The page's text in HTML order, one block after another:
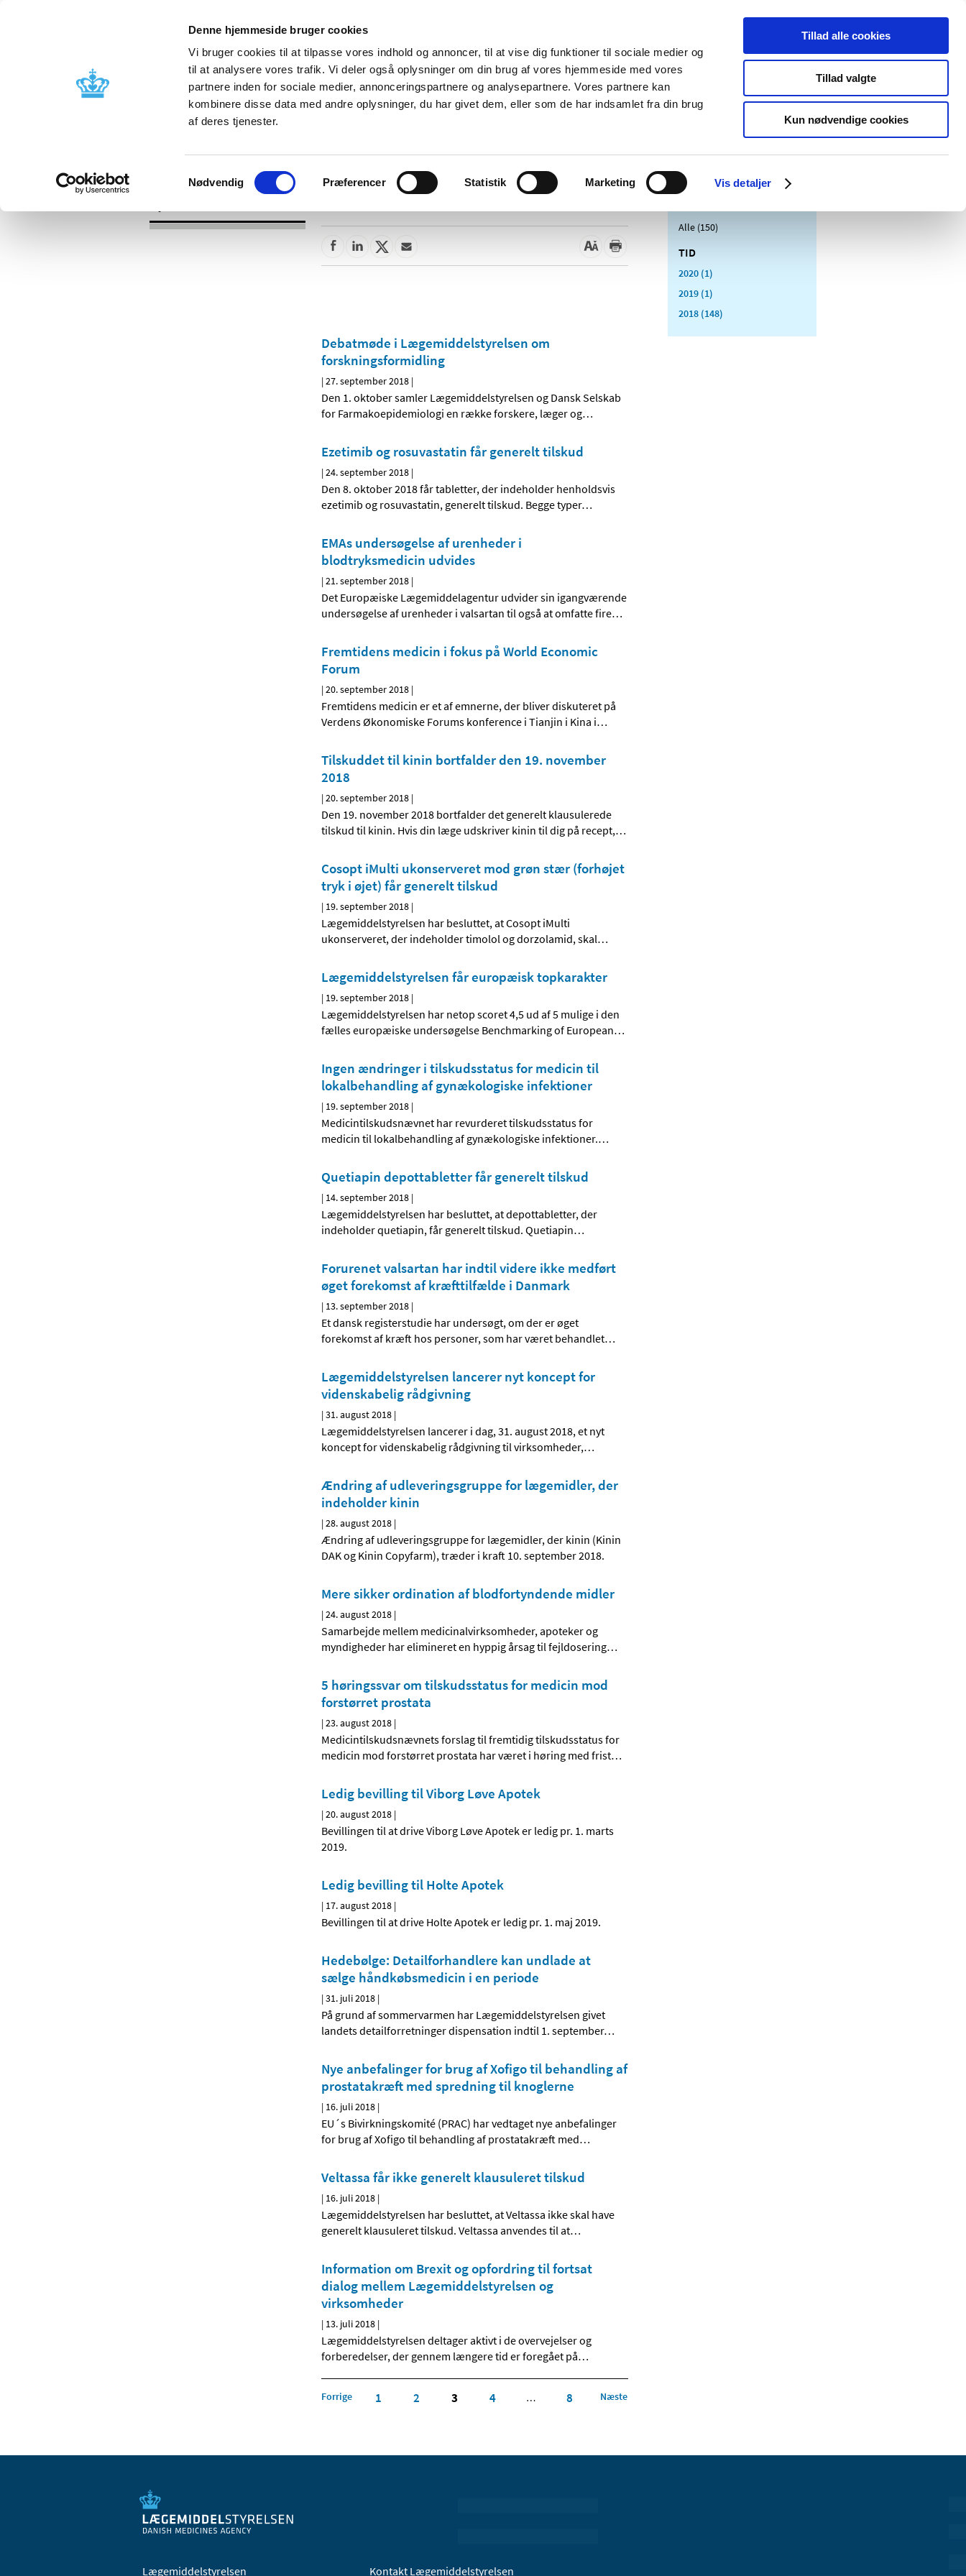
Denne hjemmeside bruger cookies
Vi bruger cookies til at tilpasse vores indhold og annoncer, til at vise dig funktioner til sociale medier og
til at analysere vores trafik. Vi deler også oplysninger om din brug af vores hjemmeside med vores
partnere inden for sociale medier, annonceringspartnere og analysepartnere. Vores partnere kan
kombinere disse data med andre oplysninger, du har givet dem, eller som de har indsamlet fra din brug
af deres tjenester.
Samtykkevalg
Nødvendig Præferencer Statistik Marketing Vis detaljer
Tillad alle cookies
Tillad valgte
Kun nødvendige cookies
Nyheder Om os Kontakt Udgivelser
Godkendelse og
Bivirkninger og
produktinformation
Tilskud og
Apoteker og salg af
Medicinsk
Særlige
produktområder
Debatmøde i Lægemiddelstyrelsen om
forskningsformidling
|27. september 2018 |
Den 1. oktober samler Lægemiddelstyrelsen og Dansk Selskab
for Farmakoepidemiologi en række forskere, læger og…
Ezetimib og rosuvastatin får generelt tilskud
|24. september 2018 |
Den 8. oktober 2018 får tabletter, der indeholder henholdsvis
ezetimib og rosuvastatin, generelt tilskud. Begge typer…
EMAs undersøgelse af urenheder i
blodtryksmedicin udvides
|21. september 2018 |
Det Europæiske Lægemiddelagentur udvider sin igangværende
undersøgelse af urenheder i valsartan til også at omfatte fire…
Fremtidens medicin i fokus på World Economic
Forum
|20. september 2018 |
Fremtidens medicin er et af emnerne, der bliver diskuteret på
Verdens Økonomiske Forums konference i Tianjin i Kina i…
Tilskuddet til kinin bortfalder den 19. november
2018
|20. september 2018 |
Den 19. november 2018 bortfalder det generelt klausulerede
tilskud til kinin. Hvis din læge udskriver kinin til dig på recept,…
Cosopt iMulti ukonserveret mod grøn stær (forhøjet
tryk i øjet) får generelt tilskud
| 19. september 2018 |
Lægemiddelstyrelsen har besluttet, at Cosopt iMulti
ukonserveret, der indeholder timolol og dorzolamid, skal…
Lægemiddelstyrelsen får europæisk topkarakter
| 19. september 2018 |
Lægemiddelstyrelsen har netop scoret 4,5 ud af 5 mulige i den
fælles europæiske undersøgelse Benchmarking of European…
Ingen ændringer i tilskudsstatus for medicin til
lokalbehandling af gynækologiske infektioner
| 19. september 2018 |
Medicintilskudsnævnet har revurderet tilskudsstatus for
medicin til lokalbehandling af gynækologiske infektioner.…
Quetiapin depottabletter får generelt tilskud
| 14. september 2018 |
Lægemiddelstyrelsen har besluttet, at depottabletter, der
indeholder quetiapin, får generelt tilskud. Quetiapin…
Forurenet valsartan har indtil videre ikke medført
øget forekomst af kræfttilfælde i Danmark
| 13. september 2018 |
Et dansk registerstudie har undersøgt, om der er øget
forekomst af kræft hos personer, som har været behandlet…
Lægemiddelstyrelsen lancerer nyt koncept for
videnskabelig rådgivning
|31. august 2018 |
Lægemiddelstyrelsen lancerer i dag, 31. august 2018, et nyt
koncept for videnskabelig rådgivning til virksomheder,…
Ændring af udleveringsgruppe for lægemidler, der
indeholder kinin
|28. august 2018 |
Ændring af udleveringsgruppe for lægemidler, der kinin (Kinin
DAK og Kinin Copyfarm), træder i kraft 10. september 2018.
Mere sikker ordination af blodfortyndende midler
|24. august 2018 |
Samarbejde mellem medicinalvirksomheder, apoteker og
myndigheder har elimineret en hyppig årsag til fejldosering…
5 høringssvar om tilskudsstatus for medicin mod
forstørret prostata
|23. august 2018 |
Medicintilskudsnævnets forslag til fremtidig tilskudsstatus for
medicin mod forstørret prostata har været i høring med frist…
Ledig bevilling til Viborg Løve Apotek
|20. august 2018 |
Bevillingen til at drive Viborg Løve Apotek er ledig pr. 1. marts
2019.
Ledig bevilling til Holte Apotek
| 17. august 2018 |
Bevillingen til at drive Holte Apotek er ledig pr. 1. maj 2019.
Hedebølge: Detailforhandlere kan undlade at
sælge håndkøbsmedicin i en periode
|31. juli 2018 |
På grund af sommervarmen har Lægemiddelstyrelsen givet
landets detailforretninger dispensation indtil 1. september…
Nye anbefalinger for brug af Xofigo til behandling af
prostatakræft med spredning til knoglerne
| 16. juli 2018 |
EU´s Bivirkningskomité (PRAC) har vedtaget nye anbefalinger
for brug af Xofigo til behandling af prostatakræft med…
Veltassa får ikke generelt klausuleret tilskud
| 16. juli 2018 |
Lægemiddelstyrelsen har besluttet, at Veltassa ikke skal have
generelt klausuleret tilskud. Veltassa anvendes til at…
Information om Brexit og opfordring til fortsat
dialog mellem Lægemiddelstyrelsen og
virksomheder
| 13. juli 2018 |
Lægemiddelstyrelsen deltager aktivt i de overvejelser og
forberedelser, der gennem længere tid er foregået på…
Forrige 1 2 3 4 … 8 Næste
Alle (150)
TID
2020 (1)
2019 (1)
2018 (148)
Lægemiddelstyrelsen Kontakt Lægemiddelstyrelsen